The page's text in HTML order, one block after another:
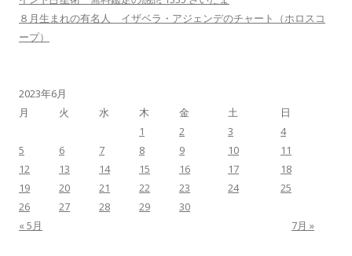
８月生まれの有名人 イザベラ・アジェンデのチャート（ホロスコ
ープ）
2023年6月
月
火 水 木 金 土 日
« 5月 7月 »
1 2 3
4
5
6 7 8 9 10
11
12
13 14 15 16 17
18
19
20 21 22 23 24
25
26
27 28 29 30